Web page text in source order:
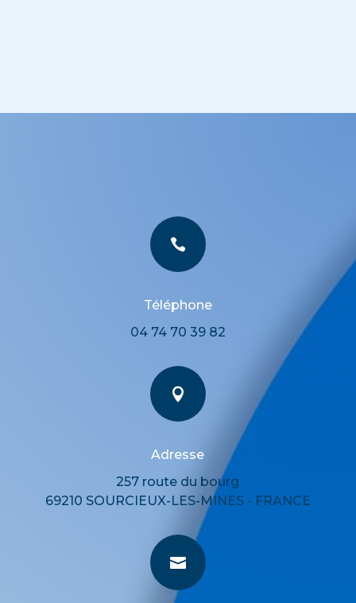

Téléphone
04 74 70 39 82

Adresse
257 route du bourg
69210 SOURCIEUX-LES-MINES - FRANCE
